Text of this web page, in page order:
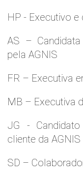
HP - Executivo e
AS –
pela AGNIS
FR – Executiva
MB – Executiva
JG -
cliente da AGNIS
SD –